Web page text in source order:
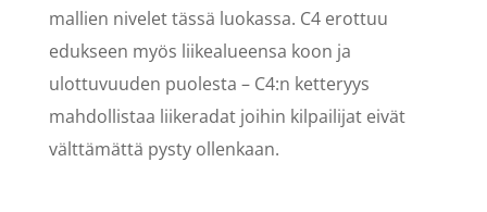
mallien nivelet tässä luokassa. C4 erottuu
edukseen myös liikealueensa koon ja
ulottuvuuden puolesta – C4:n ketteryys
mahdollistaa liikeradat joihin kilpailijat eivät
välttämättä pysty ollenkaan.